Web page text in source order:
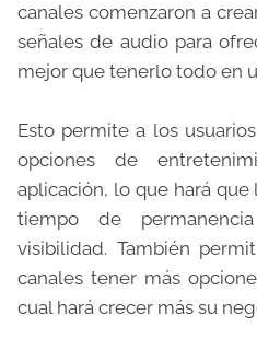
canales comenzaron a
señales de audio para
mejor que tenerlo todo en
Esto permite a los
opciones de
aplicación, lo que hará
tiempo de
visibilidad. También
canales tener más
cual hará crecer más su